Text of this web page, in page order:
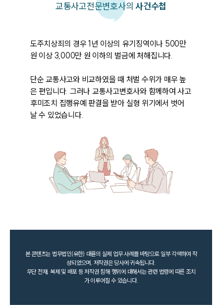
교통사고전문변호사의사건수첩
도주치상죄의 경우 1년 이상의 유기징역이나 500만
원 이상 3,000만 원 이하의 벌금에 처해집니다.
단순 교통사고와 비교하였을 때 처벌 수위가 매우 높
은 편입니다. 그러나 교통사고변호사와 함께하여 사고
후미조치 집행유예 판결을 받아 실형 위기에서 벗어
날 수 있었습니다.
본 콘텐츠는 법무법인(유한) 대륜의 실제 업무 사례를 바탕으로 일부 각색하여 작
성되었으며, 저작권은 당사에 귀속됩니다.
무단 전재, 복제 및 배포 등 저작권 침해 행위에 대해서는 관련 법령에 따른 조치
가 이루어질 수 있습니다.